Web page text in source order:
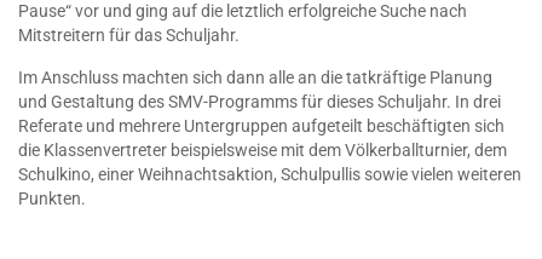
Pause“ vor und ging auf die letztlich erfolgreiche Suche nach
Mitstreitern für das Schuljahr.
Im Anschluss machten sich dann alle an die tatkräftige Planung
und Gestaltung des SMV-Programms für dieses Schuljahr. In drei
Referate und mehrere Untergruppen aufgeteilt beschäftigten sich
die Klassenvertreter beispielsweise mit dem Völkerballturnier, dem
Schulkino, einer Weihnachtsaktion, Schulpullis sowie vielen weiteren
Punkten.